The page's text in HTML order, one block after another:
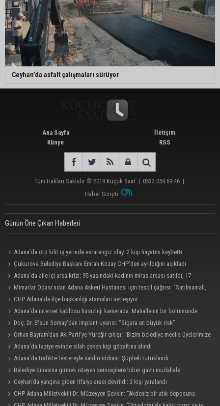
Ceyhan’da asfalt çalışmaları sürüyor
Ana Sayfa
Künye
İletişim
RSS
Tüm Hakları Saklıdır © 2019 Küçük Saat | 0532 059 69 46 |
Haber Scripti
Günün Öne Çıkan Haberleri
Adana’da oto kilit iş yerinde esrarengiz olay: 2 kişi hayatını kaybetti
Çukurova Belediye Başkanı Emrah Kozay CHP’den ayrıldığını açıkladı
Adana’da aile içi arsa krizi: 95 yaşındaki kadının miras arsası satıldı, 17
milyonun 13 milyonu harcandı
Mimarlar Odası’ndan Adana Askeri Hastanesi için tescil çağrısı: “Satılmamalı,
amaç dışı kullanılmamalı”
CHP Adana’da ilçe başkanlığı atamaları netleşiyor
Adana’da internet kablosu hırsızlığı kamerada: Mahallenin bir bölümünde
internet erişimi kesildi
Doç. Dr. Efsun Somay’dan implant uyarısı: “Sigara en büyük risk”
Orhan Bayram’dan AK Parti’ye Yüreğir çıkışı: “Bizim belediye meclis üyelerimize
ne yaptınız? Siz önce onu anlatın”
Adana’da taziye evinde silah çeken kişi gözaltına alındı
Adana’da trafikte testereyle saldırı iddiası: Şüpheli tutuklandı
Belediye binasına girmek isteyen servisçilere biber gazlı müdahale
Ceyhan’da yangına giden itfaiye aracı devrildi: 3 kişi yaralandı
CHP Adana Milletvekili Dr. Müzeyyen Şevkin: “Akdeniz bir atık deposuna